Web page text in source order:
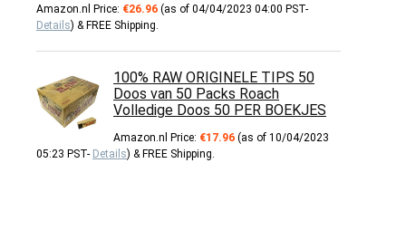
Amazon.nl Price: €26.96 (as of 04/04/2023 04:00 PST-
Details) & FREE Shipping.
100% RAW ORIGINELE TIPS 50
Doos van 50 Packs Roach
Volledige Doos 50 PER BOEKJES
Amazon.nl Price: €17.96 (as of 10/04/2023
05:23 PST- Details) & FREE Shipping.